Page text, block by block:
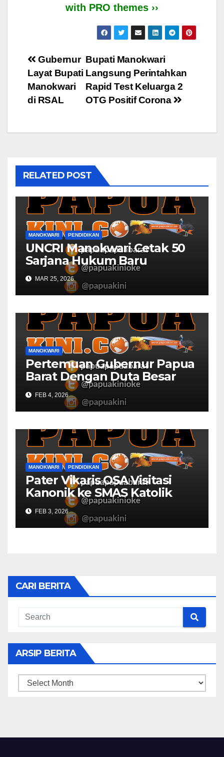
with PRO themes ››
Post
navigation
Bupati Manokwari
Langsung Perintahkan
Rapid Test Keluarga 2
OTG Positif Corona
Gubernur
Layat Bupati
Manokwari
di RSAL
RELATED POST
MANOKWARI PENDIDIKAN
UNCRI Manokwari Cetak 50
Sarjana Hukum Baru
MAR 25, 2026
MANOKWARI
Pertemuan Gubernur Papua
Barat Dengan Duta Besar
Inggris Berbuah Manis
FEB 4, 2026
MANOKWARI PENDIDIKAN
Pater Vikaris OSA Visitasi
Kanonik ke SMAS Katolik
Villanova Manokwari
FEB 3, 2026
CARI BERITA
ARSIP BERITA
ARSIP